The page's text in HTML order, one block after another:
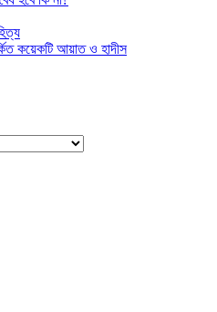
কয়েকটি আয়াত ও হাদীস